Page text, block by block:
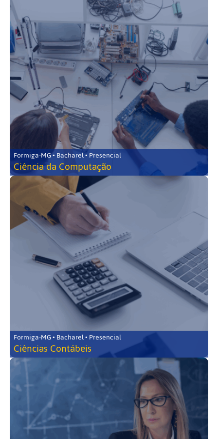
Formiga-MG • Bacharel • Presencial
Ciência da Computação
Formiga-MG • Bacharel • Presencial
Ciências Contábeis